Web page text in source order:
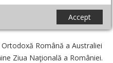
Accept
Română a Australiei
Ziua Naţională a României.